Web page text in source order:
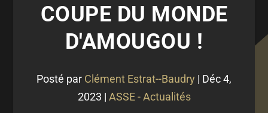
COUPE DU MONDE
D'AMOUGOU !
Posté par Clément Estrat--Baudry | Déc 4,
2023 | ASSE - Actualités